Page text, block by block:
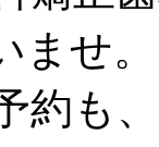
せ。
約も